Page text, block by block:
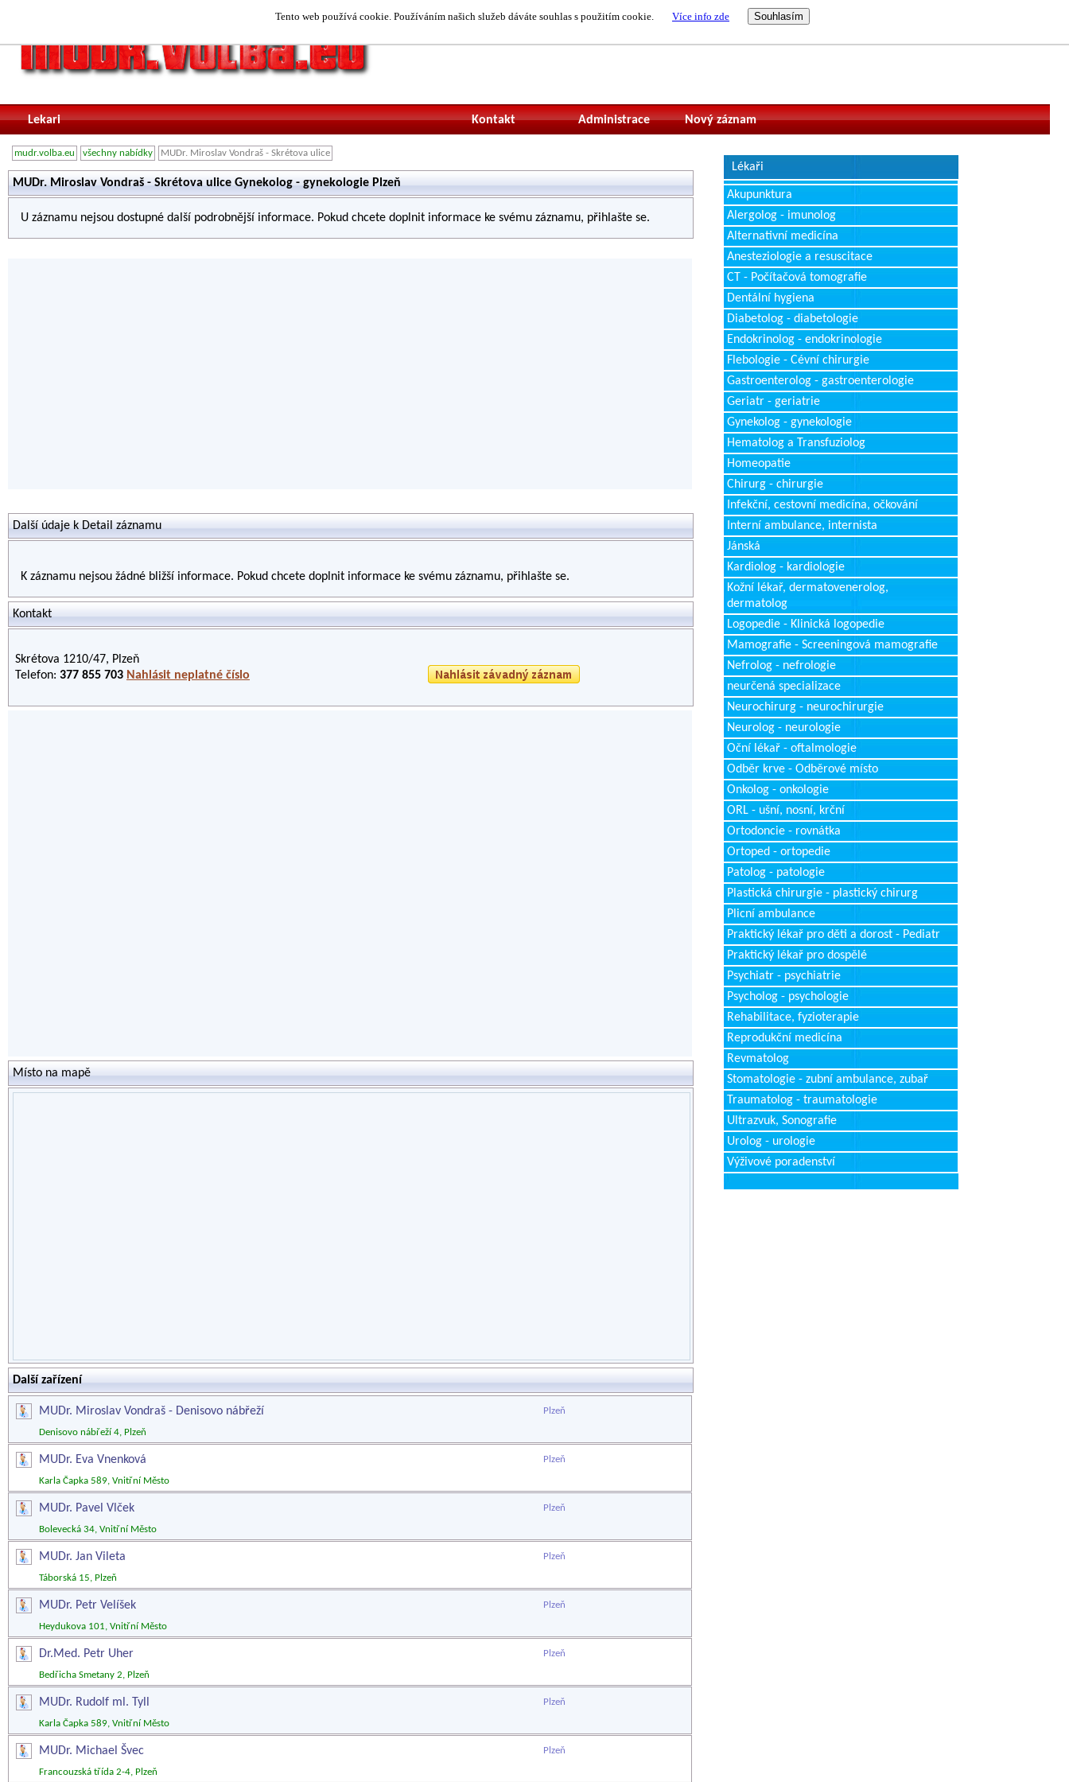
Tento web používá cookie. Používáním našich služeb dáváte souhlas s použitím cookie. Více info zde
Lekari Nový záznam
Administrace
Kontakt
mudr.volba.eu všechny nabídky MUDr. Miroslav Vondraš - Skrétova ulice
MUDr. Miroslav Vondraš - Skrétova ulice Gynekolog - gynekologie Plzeň
U záznamu nejsou dostupné další podrobnější informace. Pokud chcete doplnit informace ke svému záznamu, přihlašte se.
Další údaje k Detail záznamu
K záznamu nejsou žádné bližší informace. Pokud chcete doplnit informace ke svému záznamu, přihlašte se.
Kontakt
Skrétova 1210/47, Plzeň
Telefon: 377 855 703 Nahlásit neplatné číslo
Místo na mapě
Další zařízení
MUDr. Miroslav Vondraš - Denisovo nábřeží Plzeň
Denisovo nábřeží 4, Plzeň
MUDr. Eva Vnenková Plzeň
Karla Čapka 589, Vnitřní Město
MUDr. Pavel Vlček Plzeň
Bolevecká 34, Vnitřní Město
MUDr. Jan Vileta Plzeň
Táborská 15, Plzeň
MUDr. Petr Velíšek Plzeň
Heydukova 101, Vnitřní Město
Dr.Med. Petr Uher Plzeň
Bedřicha Smetany 2, Plzeň
MUDr. Rudolf ml. Tyll Plzeň
Karla Čapka 589, Vnitřní Město
MUDr. Michael Švec Plzeň
Francouzská třída 2-4, Plzeň
Lékaři
Akupunktura
Alergolog - imunolog
Alternativní medicína
Anesteziologie a resuscitace
CT - Počítačová tomografie
Dentální hygiena
Diabetolog - diabetologie
Endokrinolog - endokrinologie
Flebologie - Cévní chirurgie
Gastroenterolog - gastroenterologie
Geriatr - geriatrie
Gynekolog - gynekologie
Hematolog a Transfuziolog
Homeopatie
Chirurg - chirurgie
Infekční, cestovní medicína, očkování
Interní ambulance, internista
Jánská
Kardiolog - kardiologie
Kožní lékař, dermatovenerolog,
dermatolog
Logopedie - Klinická logopedie
Mamografie - Screeningová mamografie
Nefrolog - nefrologie
neurčená specializace
Neurochirurg - neurochirurgie
Neurolog - neurologie
Oční lékař - oftalmologie
Odběr krve - Odběrové místo
Onkolog - onkologie
ORL - ušní, nosní, krční
Ortodoncie - rovnátka
Ortoped - ortopedie
Patolog - patologie
Plastická chirurgie - plastický chirurg
Plicní ambulance
Praktický lékař pro děti a dorost - Pediatr
Praktický lékař pro dospělé
Psychiatr - psychiatrie
Psycholog - psychologie
Rehabilitace, fyzioterapie
Reprodukční medicína
Revmatolog
Stomatologie - zubní ambulance, zubař
Traumatolog - traumatologie
Ultrazvuk, Sonografie
Urolog - urologie
Výživové poradenství